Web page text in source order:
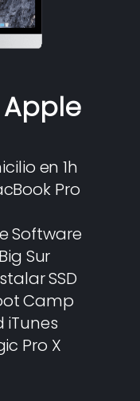
en 1h
Pro
Software
Sur
SSD
Camp
iTunes
Pro X